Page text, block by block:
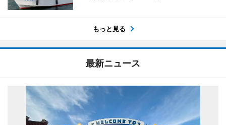
もっと見る
最新ニュース